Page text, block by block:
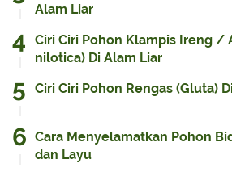
Alam Liar
Ciri Ciri Pohon Klampis Ireng /
nilotica) Di Alam Liar
Ciri Ciri Pohon Rengas (Gluta)
Cara Menyelamatkan Pohon
dan Layu